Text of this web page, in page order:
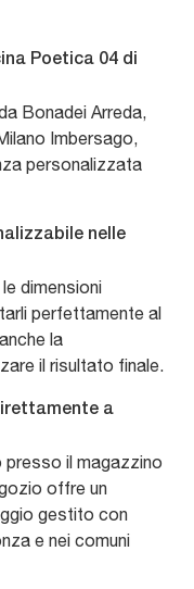
Poetica 04 di
Bonadei Arreda,
Imbersago,
personalizzata
nelle
dimensioni
perfettamente al
la
il risultato finale.
a
il magazzino
offre un
gestito con
e nei comuni